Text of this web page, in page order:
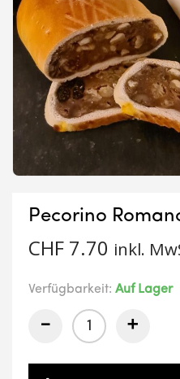
Pecorino
CHF 7.70 inkl.
Verfügbarkeit: Auf Lager
- +